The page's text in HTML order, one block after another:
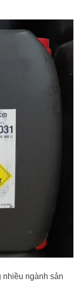
nhiều ngành sản